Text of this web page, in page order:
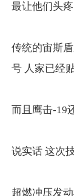
最让他们头
传统的宙斯
号 人家已经
而且鹰击-19
说实话 这次
超燃冲压发